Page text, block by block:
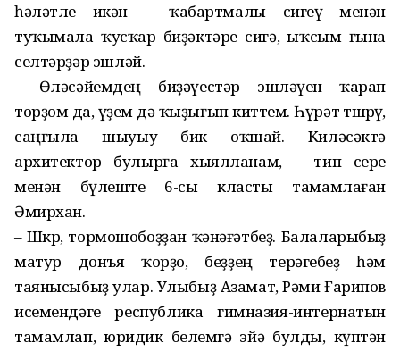
һәләтле икән – ҡабартмалы сигеү менән
туҡымала ҡусҡар биҙәктәре сигә, ыҡсым ғына
селтәрҙәр эшләй.
– Өләсәйемдең биҙәүестәр эшләүен ҡарап
торҙом да, үҙем дә ҡыҙығып киттем. Һүрәт төшөрөү,
саңғыла шыуыу бик оҡшай. Киләсәктә
архитектор булырға хыялланам, – тип сере
менән бүлеште 6-сы класты тамамлаған
Әмирхан.
– Шөкөр, тормошобоҙҙан ҡәнәғәтбеҙ. Балаларыбыҙ
матур донъя ҡорҙо, беҙҙең терәгебеҙ һәм
таянысыбыҙ улар. Улыбыҙ Азамат, Рәми Ғарипов
исемендәге респуб­лика гимназия-интернатын
тамамлап, юридик белемгә эйә булды, күптән